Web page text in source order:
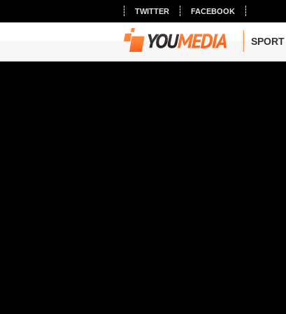
TWITTER FACEBOOK
SPORT